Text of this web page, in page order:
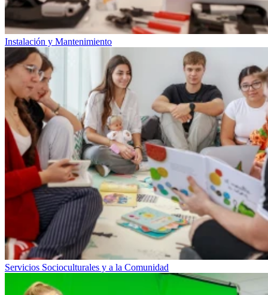
Instalación y Mantenimiento
Servicios Socioculturales y a la Comunidad